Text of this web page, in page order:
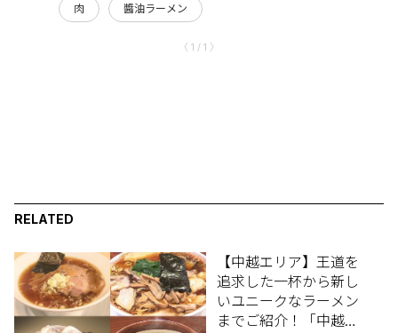
肉 醬油ラーメン
〈 1 / 1 〉
RELATED
【中越エリア】王道を
追求した一杯から新し
いユニークなラーメン
までご紹介！「中越地